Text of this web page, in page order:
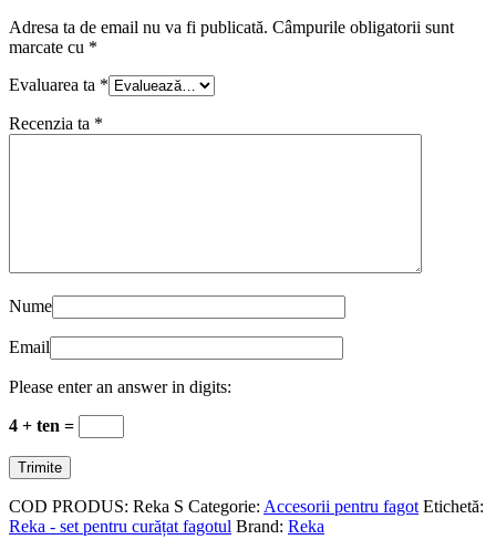
Adresa ta de email nu va fi publicată. Câmpurile obligatorii sunt
marcate cu *
Evaluarea ta *
Recenzia ta *
Nume
Email
Please enter an answer in digits:
4 + ten =
COD PRODUS: Reka S Categorie: Accesorii pentru fagot Etichetă:
Reka - set pentru curățat fagotul Brand: Reka